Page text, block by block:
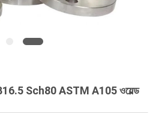
B16.5 Sch80 ASTM A105 ওয়েল্ড